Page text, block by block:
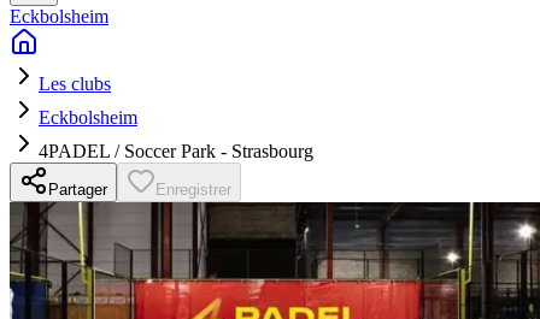
Eckbolsheim
Les clubs
Eckbolsheim
4PADEL / Soccer Park - Strasbourg
Partager Enregistrer